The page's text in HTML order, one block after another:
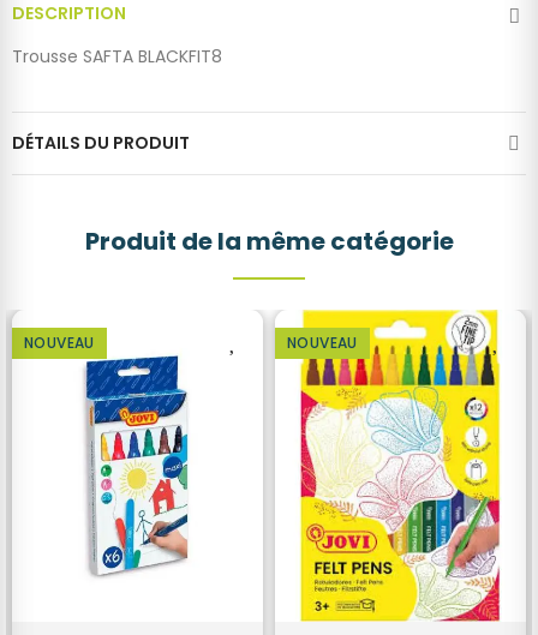
DESCRIPTION
Trousse SAFTA BLACKFIT8
DÉTAILS DU PRODUIT
Produit de la même catégorie
NOUVEAU NOUVEAU